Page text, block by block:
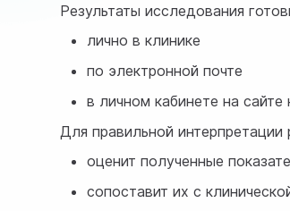
Результаты исследования
лично в клинике
по электронной почте
в личном кабинете на сайте
Для правильной интерпретации
оценит полученные
сопоставит их с